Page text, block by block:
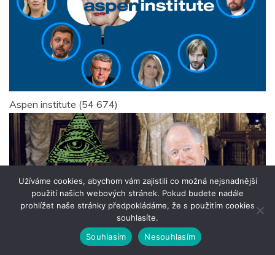
Aspen institute (54 674)
Užíváme cookies, abychom vám zajistili co možná nejsnadnější
použití našich webových stránek. Pokud budete nadále
prohlížet naše stránky předpokládáme, že s použitím cookies
souhlasíte.
Souhlasím
Nesouhlasím